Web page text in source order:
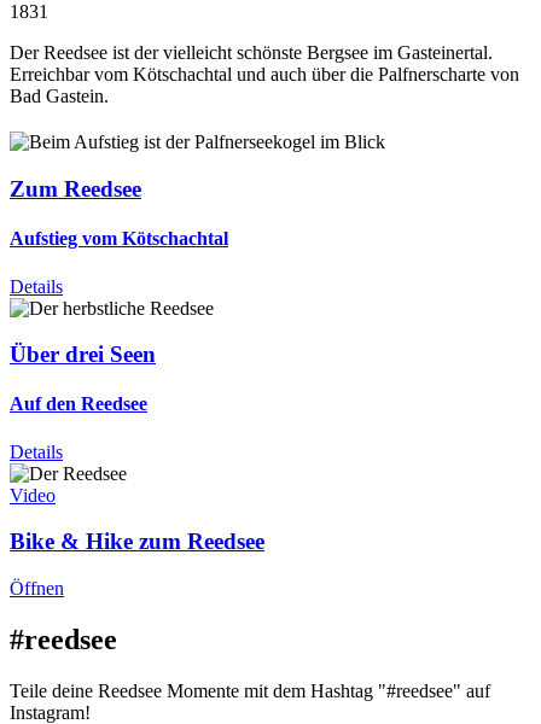
1831
Der Reedsee ist der vielleicht schönste Bergsee im Gasteinertal.
Erreichbar vom Kötschachtal und auch über die Palfnerscharte von
Bad Gastein.
Zum Reedsee
Aufstieg vom Kötschachtal
Details
Über drei Seen
Auf den Reedsee
Details
Video
Bike & Hike zum Reedsee
Öffnen
#reedsee
Teile deine Reedsee Momente mit dem Hashtag "#reedsee" auf
Instagram!